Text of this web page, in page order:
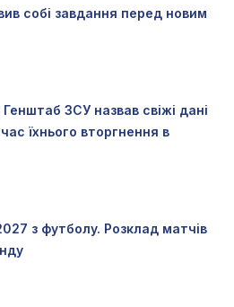
собі завдання перед новим
ЗСУ назвав свіжі дані
їхнього вторгнення в
з футболу. Розклад матчів